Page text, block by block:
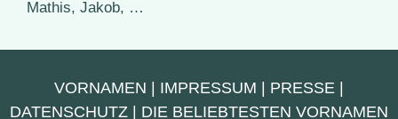
Mathis, Jakob, …
VORNAMEN | IMPRESSUM | PRESSE |
DATENSCHUTZ | DIE BELIEBTESTEN VORNAMEN